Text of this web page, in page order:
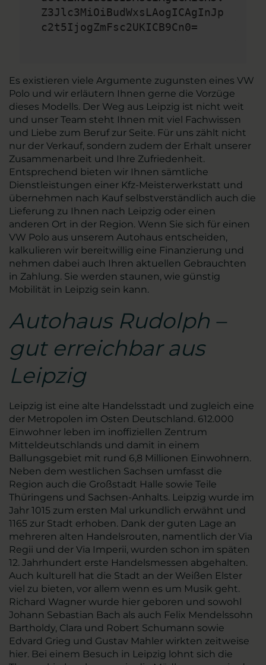
Z3Jlc3MiOiBudWxsLAogICAgInJp
c2t5IjogZmFsc2UKICB9Cn0=
Es existieren viele Argumente zugunsten eines VW
Polo und wir erläutern Ihnen gerne die Vorzüge
dieses Modells. Der Weg aus Leipzig ist nicht weit
und unser Team steht Ihnen mit viel Fachwissen
und Liebe zum Beruf zur Seite. Für uns zählt nicht
nur der Verkauf, sondern zudem der Erhalt unserer
Zusammenarbeit und Ihre Zufriedenheit.
Entsprechend bieten wir Ihnen sämtliche
Dienstleistungen einer Kfz-Meisterwerkstatt und
übernehmen nach Kauf selbstverständlich auch die
Lieferung zu Ihnen nach Leipzig oder einen
anderen Ort in der Region. Wenn Sie sich für einen
VW Polo aus unserem Autohaus entscheiden,
kalkulieren wir bereitwillig eine Finanzierung und
nehmen dabei auch Ihren aktuellen Gebrauchten
in Zahlung. Sie werden staunen, wie günstig
Mobilität in Leipzig sein kann.
Autohaus Rudolph –
gut erreichbar aus
Leipzig
Leipzig ist eine alte Handelsstadt und zugleich eine
der Metropolen im Osten Deutschland. 612.000
Einwohner leben im inoffiziellen Zentrum
Mitteldeutschlands und damit in einem
Ballungsgebiet mit rund 6,8 Millionen Einwohnern.
Neben dem westlichen Sachsen umfasst die
Region auch die Großstadt Halle sowie Teile
Thüringens und Sachsen-Anhalts. Leipzig wurde im
Jahr 1015 zum ersten Mal urkundlich erwähnt und
1165 zur Stadt erhoben. Dank der guten Lage an
mehreren alten Handelsrouten, namentlich der Via
Regii und der Via Imperii, wurden schon im späten
12. Jahrhundert erste Handelsmessen abgehalten.
Auch kulturell hat die Stadt an der Weißen Elster
viel zu bieten, vor allem wenn es um Musik geht.
Richard Wagner wurde hier geboren und sowohl
Johann Sebastian Bach als auch Felix Mendelssohn
Bartholdy, Clara und Robert Schumann sowie
Edvard Grieg und Gustav Mahler wirkten zeitweise
hier. Bei einem Besuch in Leipzig lohnt sich die